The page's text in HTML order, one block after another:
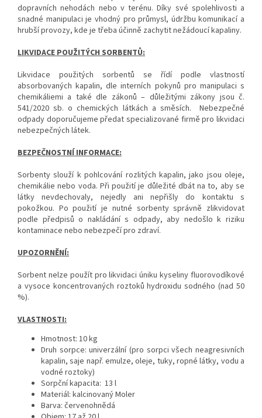
dopravních nehodách nebo v terénu. Díky své spolehlivosti a
snadné manipulaci je vhodný pro průmysl, údržbu komunikací a
hrubší provozy, kde je třeba účinně zachytit nežádoucí kapaliny.
LIKVIDACE POUŽITÝCH SORBENTŮ:
Likvidace použitých sorbentů se řídí podle vlastností
absorbovaných kapalin, dle interních pokynů pro manipulaci s
chemikáliemi a také dle zákonů – důležitými zákony jsou č.
541/2020 sb. o chemických látkách a směsích. Nebezpečné
odpady doporučujeme předat specializované firmě pro likvidaci
nebezpečných látek.
BEZPEČNOSTNÍ INFORMACE:
Sorbenty slouží k pohlcování rozlitých kapalin, jako jsou oleje,
chemikálie nebo voda. Při použití je důležité dbát na to, aby se
látky nevdechovaly, nejedly ani nepřišly do kontaktu s
pokožkou. Po použití je nutné sorbenty správně zlikvidovat
podle předpisů o nakládání s odpady, aby nedošlo k riziku
kontaminace nebo nebezpečí pro zdraví.
UPOZORNĚNÍ:
Sorbent nelze použít pro likvidaci úniku kyseliny fluorovodíkové
a vysoce koncentrovaných roztoků hydroxidu sodného (nad 50
%).
VLASTNOSTI:
Hmotnost: 10 kg
Druh sorpce: univerzální (pro sorpci všech neagresivních
kapalin, saje např. emulze, oleje, tuky, ropné látky, vodu a
vodné roztoky)
Sorpční kapacita: 13 l
Materiál: kalcinovaný Moler
Barva: červenohnědá